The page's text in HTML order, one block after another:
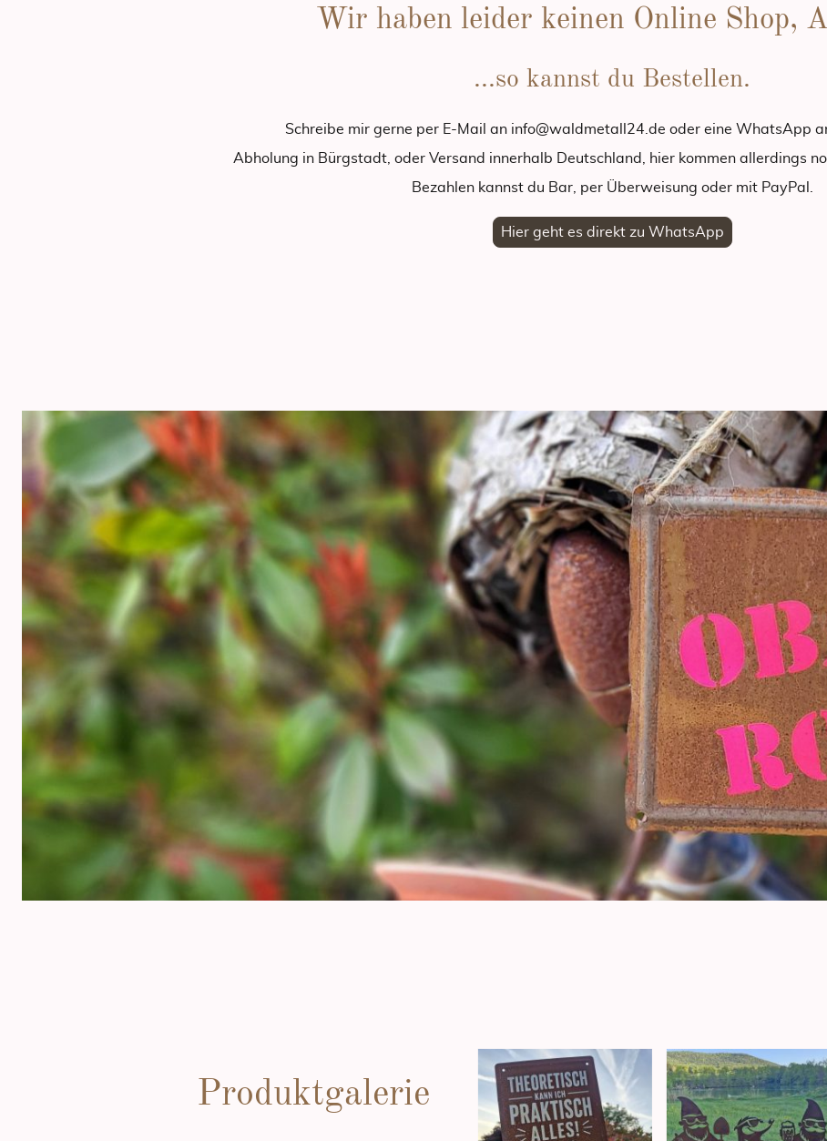
Wir haben leider keinen Online Shop,
...so kannst du Bestellen.
Schreibe mir gerne per E-Mail an info@waldmetall24.de oder eine WhatsApp
Abholung in Bürgstadt, oder Versand innerhalb Deutschland, hier kommen allerdings
Bezahlen kannst du Bar, per Überweisung oder mit PayPal.
Hier geht es direkt zu WhatsApp
Produktgalerie